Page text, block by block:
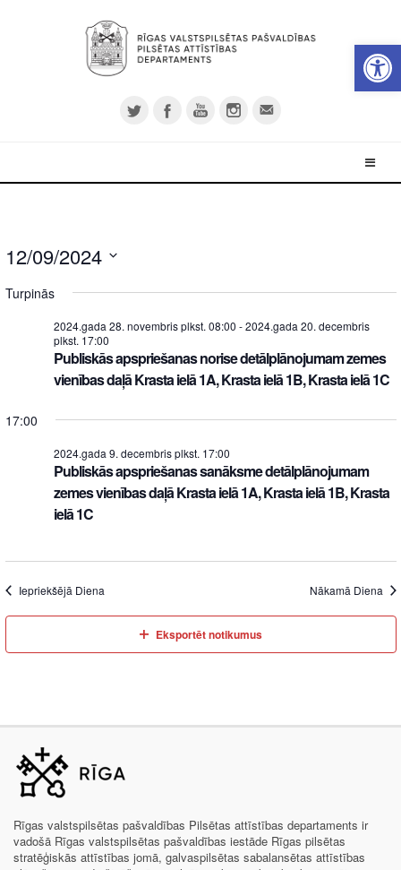
12/09/2024
date.
Turpinās
2024.gada 28. novembris plkst. 08:00 -2024.gada 20. decembris
plkst. 17:00
Publiskās apspriešanas norise detālplānojumam zemes
vienības daļā Krasta ielā 1A, Krasta ielā 1B, Krasta ielā 1C
17:00
2024.gada 9. decembris plkst. 17:00
Publiskās apspriešanas sanāksme detālplānojumam
zemes vienības daļā Krasta ielā 1A, Krasta ielā 1B, Krasta
ielā 1C
Iepriekšējā Diena Nākamā Diena
Eksportēt notikumus
Rīgas valstspilsētas pašvaldības Pilsētas attīstības departaments ir
vadošā Rīgas valstspilsētas pašvaldības iestāde Rīgas pilsētas
stratēģiskās attīstības jomā, galvaspilsētas sabalansētas attīstības